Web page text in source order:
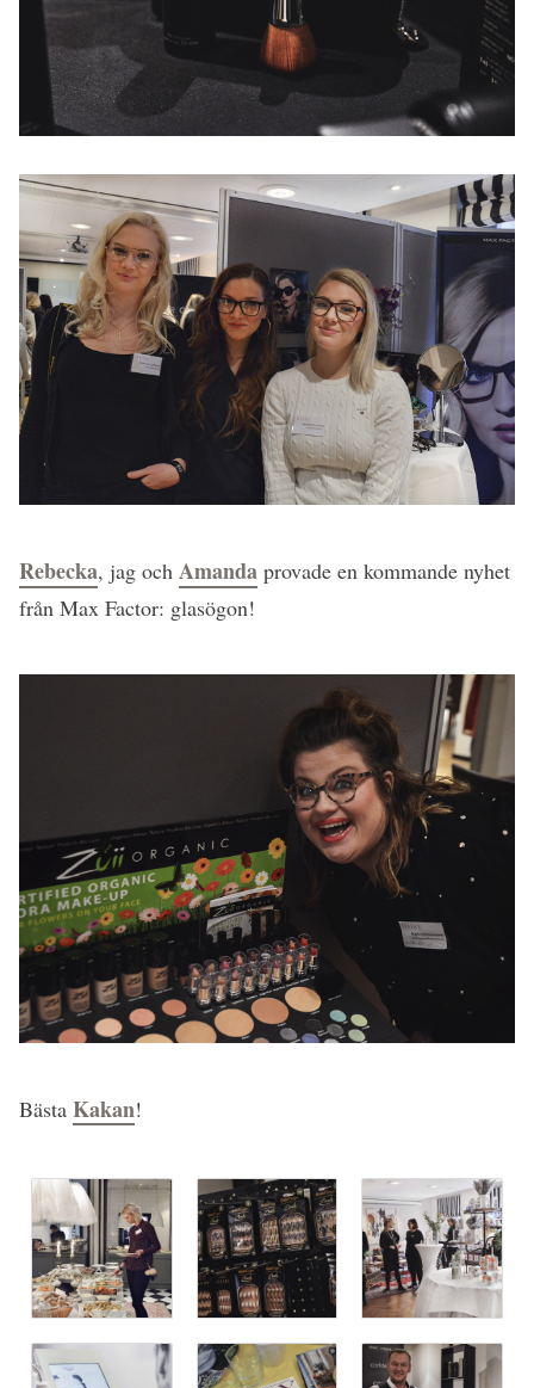
Rebecka, jag och Amanda provade en kommande nyhet
från Max Factor: glasögon!
Bästa Kakan!